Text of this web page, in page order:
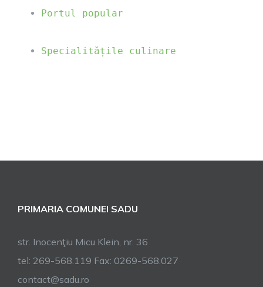
Portul popular
Specialitățile culinare
PRIMARIA COMUNEI SADU
str. Inocenţiu Micu Klein, nr. 36
tel: 269-568.119 Fax: 0269-568.027
contact@sadu.ro